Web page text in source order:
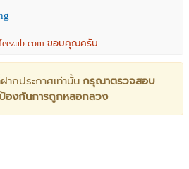
ขอบคุณครับ
ากประกาศเท่านั้น กรุณาตรวจสอบ
องกันการถูกหลอกลวง